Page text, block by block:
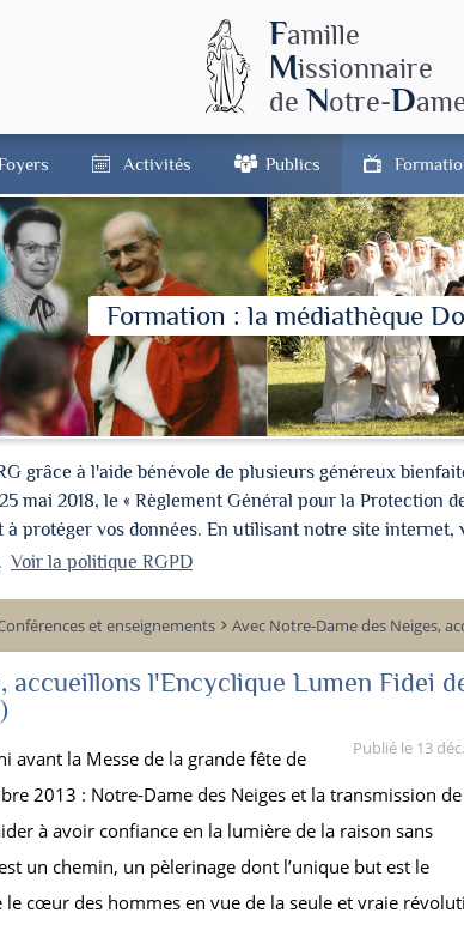
Famille
Missionnaire
de Notre-D
Activités Publics
Formation : la médiathèque
grâce à l'aide bénévole de plusieurs généreux
mai 2018, le « Règlement Général pour la Protection
protéger vos données. En utilisant notre site internet,
Voir la politique RGPD
et enseignements keyboard_arrow_right Avec Notre-Dame des Neiges,
accueillons l'Encyclique Lumen Fidei
Publié le 13
avant la Messe de la grande fête de
2013 : Notre-Dame des Neiges et la transmission
à avoir confiance en la lumière de la raison sans
un chemin, un pèlerinage dont l’unique but est le
le cœur des hommes en vue de la seule et vraie